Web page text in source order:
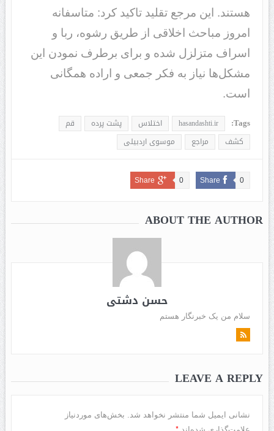
هستند. این مرجع تقلید تاکید کرد: متاسفانه
امروز مباحث اخلاقی از طریق رشوه، ربا و
اسراف متزلزل شده و برای برطرف نمودن این
مشکل‌ها نیاز به فکر جمعی و اراده همگانی
است.
Tags:
hasandashti.ir اختلاس پشت پرده
قم
کشف
مراجع موسوی اردبیلی
Share 0
Share 0
ABOUT THE AUTHOR
حسن دشتی
سلام من یک خبرنگار هستم
LEAVE A REPLY
نشانی ایمیل شما منتشر نخواهد شد. بخش‌های موردنیاز